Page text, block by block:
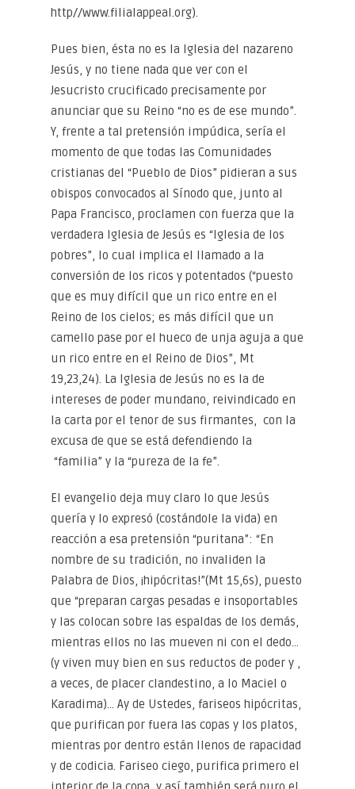
http//www.filialappeal.org).
Pues bien, ésta no es la Iglesia del nazareno
Jesús, y no tiene nada que ver con el
Jesucristo crucificado precisamente por
anunciar que su Reino “no es de ese mundo”.
Y, frente a tal pretensión impúdica, sería el
momento de que todas las Comunidades
cristianas del “Pueblo de Dios” pidieran a sus
obispos convocados al Sínodo que, junto al
Papa Francisco, proclamen con fuerza que la
verdadera Iglesia de Jesús es “Iglesia de los
pobres”, lo cual implica el llamado a la
conversión de los ricos y potentados (“puesto
que es muy difícil que un rico entre en el
Reino de los cielos; es más difícil que un
camello pase por el hueco de unja aguja a que
un rico entre en el Reino de Dios”, Mt
19,23,24). La Iglesia de Jesús no es la de
intereses de poder mundano, reivindicado en
la carta por el tenor de sus firmantes, con la
excusa de que se está defendiendo la
“familia” y la “pureza de la fe”.
El evangelio deja muy claro lo que Jesús
quería y lo expresó (costándole la vida) en
reacción a esa pretensión “puritana”: “En
nombre de su tradición, no invaliden la
Palabra de Dios, ¡hipócritas!”(Mt 15,6s), puesto
que “preparan cargas pesadas e insoportables
y las colocan sobre las espaldas de los demás,
mientras ellos no las mueven ni con el dedo…
(y viven muy bien en sus reductos de poder y ,
a veces, de placer clandestino, a lo Maciel o
Karadima)… Ay de Ustedes, fariseos hipócritas,
que purifican por fuera las copas y los platos,
mientras por dentro están llenos de rapacidad
y de codicia. Fariseo ciego, purifica primero el